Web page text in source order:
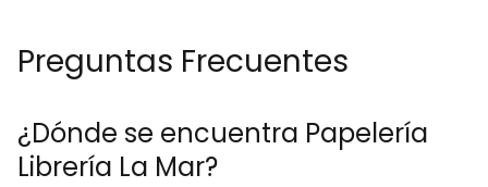
Preguntas Frecuentes
¿Dónde se encuentra Papelería
Librería La Mar?